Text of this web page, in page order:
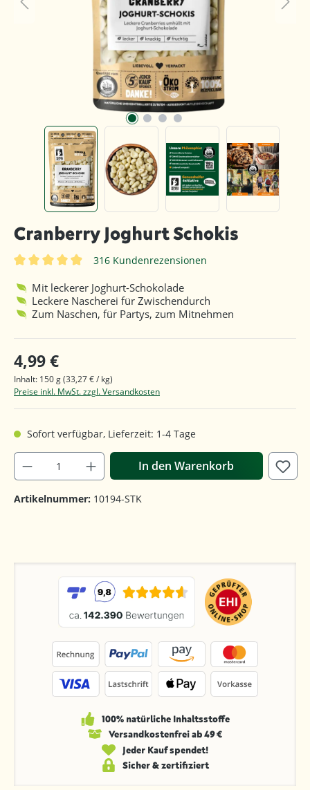
Cranberry Joghurt Schokis
316 Kundenrezensionen
Mit leckerer Joghurt-Schokolade
Leckere Nascherei für Zwischendurch
Zum Naschen, für Partys, zum Mitnehmen
4,99 €
Inhalt: 150 g(33,27 € / kg)
Preise inkl. MwSt. zzgl. Versandkosten
Sofort verfügbar, Lieferzeit: 1-4 Tage
In den Warenkorb
Artikelnummer: 10194-STK
100% natürliche Inhaltsstoffe
Versandkosten­frei ab 49 €
Jeder Kauf spendet!
Sicher & zertifiziert